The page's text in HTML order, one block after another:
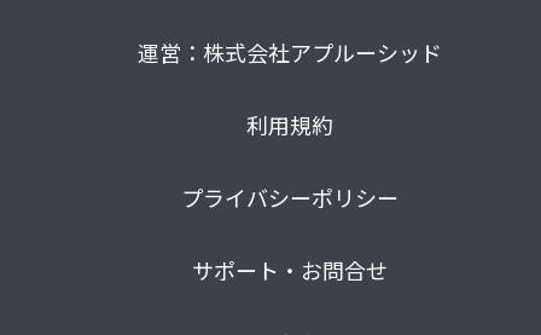
運営：株式会社アプルーシッド
利用規約
プライバシーポリシー
サポート・お問合せ